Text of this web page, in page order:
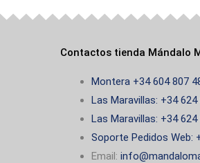
Contactos tienda Mándalo
Montera +34 604 807
Las Maravillas: +34 624
Las Maravillas: +34 624
Soporte Pedidos Web:
Email: